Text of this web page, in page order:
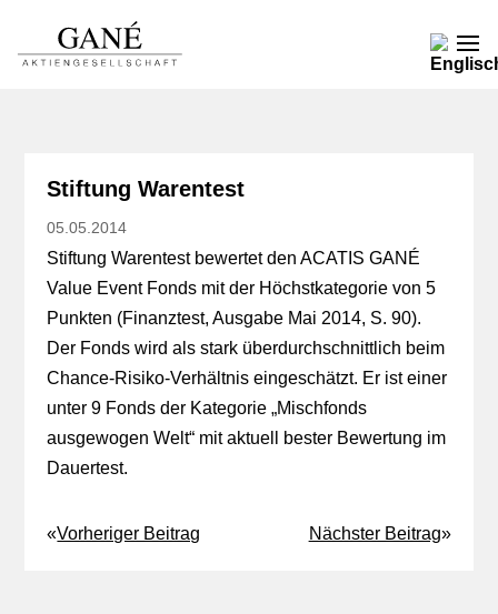
Stiftung Warentest
05.05.2014
Stiftung Warentest bewertet den ACATIS GANÉ
Value Event Fonds mit der Höchstkategorie von 5
Punkten (Finanztest, Ausgabe Mai 2014, S. 90).
Der Fonds wird als stark überdurchschnittlich beim
Chance-Risiko-Verhältnis eingeschätzt. Er ist einer
unter 9 Fonds der Kategorie „Mischfonds
ausgewogen Welt“ mit aktuell bester Bewertung im
Dauertest.
«Vorheriger Beitrag Nächster Beitrag»